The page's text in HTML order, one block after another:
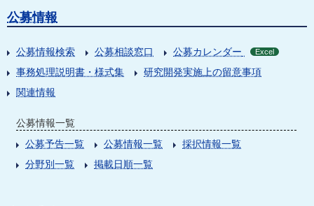
公募情報
公募情報検索 公募相談窓口 公募カレンダー Excel
事務処理説明書・様式集
研究開発実施上の留意事項
関連情報
公募情報一覧
公募予告一覧
公募情報一覧
採択情報一覧
分野別一覧
掲載日順一覧